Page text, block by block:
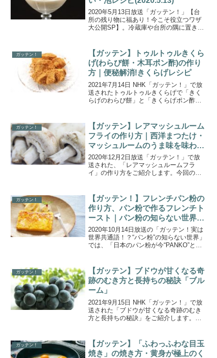
2020年5月13日放送「ガッテン！」【台
所の残り物に福あり！今こそ役立つワザ
大公開SP】。冷蔵庫や台所の隅に置き去
は、「泡じょうゆ（泡醤油）」の作り方
についてご紹介し...
ガッテン！
【ガッテン】トゥルトゥルきくら
げ(わらび餅・木耳ポン酢)の作り
方｜便秘解消!きくらげレシピ
2021年7月14日 NHK「ガッテン！」で放
送されたトゥルトゥルきくらげで「きく
らげのわらび餅」と「きくらげポン酢」
取り上げました。きくらげは全食品の中
で不溶性食...
ガッテン！
【ガッテン】レアマッシュルーム
フライの作り方｜西洋まつたけ・
マッシュルームのうま味を味わう
レシピ
2020年12月2日放送「ガッテン！」で放
送された、「レアマッシュルームフラ
イ」の作り方をご紹介します。今回の放
ームを取り上げ、調べてみたら見えてき
たマッシュルーム...
ガッテン！
【ガッテン！】フレンチパン粉の
作り方、パン粉で作るフレンチト
ースト｜パン粉の知らない世界
絶品レシピ
2020年10月14日放送の「ガッテン！実は
世界共通語！？“パン粉”の知らない世界」
では、「日本のパン粉が今“PANKO”とし
遂げたPANKOの“知られざる世界”のルー
ツ...
ガッテン！
【ガッテン】ブドウが甘くなる奇
跡のむき方と長持ちの秘訣「ブル
ーム」
2021年9月15日 NHK「ガッテン！」で放
送された「ブドウが甘くなる奇跡のむき
方と長持ちの秘訣」をご紹介します。今
少し変えるだけでブドウが甘くなるとい
う農家さんもびっ...
ガッテン！
【ガッテン】「ふわっふわな目玉
焼き」の焼き方・黄身が極上のく